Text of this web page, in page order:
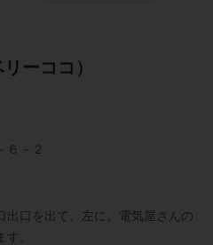
ーココ）
６－２
出口を出て、左に。電気屋さんの
。